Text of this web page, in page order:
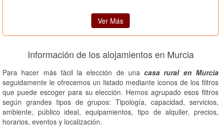
Ver Más
Información de los alojamientos en Murcia
Para hacer más fácil la elección de unacasa rural en Murcia
seguidamente le ofrecemos un listado mediante iconos de los filtros
que puede escoger para su elección. Hemos agrupado esos filtros
según grandes tipos de grupos: Tipología, capacidad, servicios,
ambiente, público ideal, equipamientos, tipo de alquiler, precios,
horarios, eventos y localización.